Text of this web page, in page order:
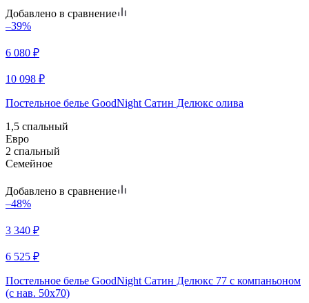
Добавлено в сравнение
–39%
6 080 ₽
10 098 ₽
Постельное белье GoodNight Сатин Делюкс олива
1,5 спальный
Евро
2 спальный
Семейное
Добавлено в сравнение
–48%
3 340 ₽
6 525 ₽
Постельное белье GoodNight Сатин Делюкс 77 с компаньоном
(с нав. 50х70)